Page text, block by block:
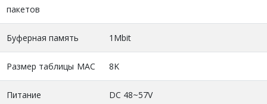
пакетов
Буферная память 1Mbit
Размер таблицы MAC 8K
Питание DC 48~57V